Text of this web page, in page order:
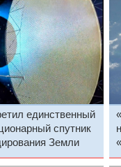
единственный
спутник
Земли